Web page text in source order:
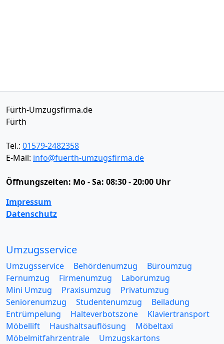
Fürth-Umzugsfirma.de
Fürth
Tel.: 01579-2482358
E-Mail: info@fuerth-umzugsfirma.de
Öffnungszeiten: Mo - Sa: 08:30 - 20:00 Uhr
Impressum
Datenschutz
Umzugsservice
Umzugsservice Behördenumzug
Büroumzug
Fernumzug
Firmenumzug
Laborumzug
Mini Umzug
Praxisumzug
Privatumzug
Seniorenumzug
Studentenumzug
Beiladung
Entrümpelung
Halteverbotszone
Klaviertransport
Möbellift
Haushaltsauflösung
Möbeltaxi
Möbelmitfahrzentrale
Umzugskartons